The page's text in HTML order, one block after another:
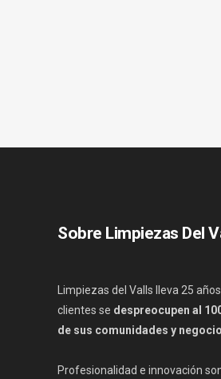
Sobre Limpiezas Del
Limpiezas del Valls lleva 25
clientes se despreocupen al
de sus comunidades y
Profesionalidad e innovación